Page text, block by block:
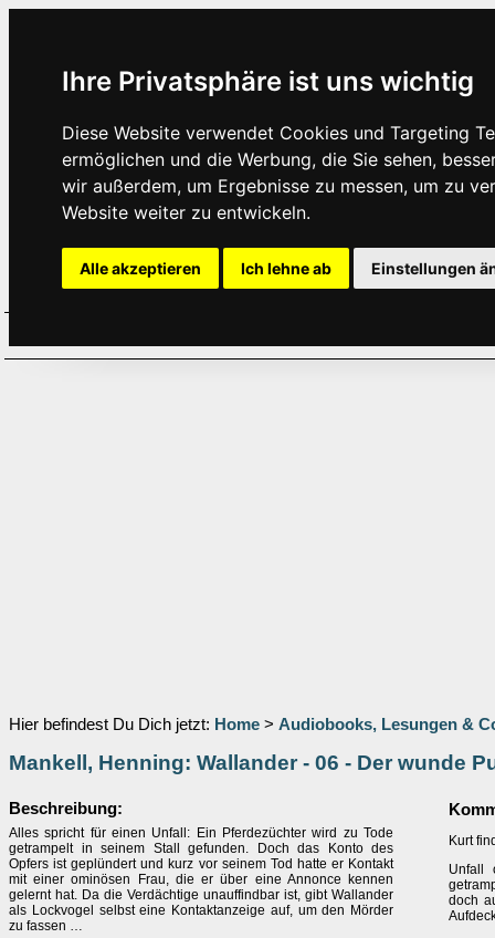
Ihre Privatsphäre ist uns wichtig
Diese Website verwendet Cookies und Targeting
ermöglichen und die Werbung, die Sie sehen,
wir außerdem, um Ergebnisse zu messen, um zu
Website weiter zu entwickeln.
Alle akzeptieren Ich lehne ab Einstellungen
Hier befindest Du Dich jetzt: Home > Audiobooks, Lesungen &
Mankell, Henning: Wallander - 06 - Der wunde
Beschreibung:
Alles spricht für einen Unfall: Ein Pferdezüchter wird zu Tode
getrampelt in seinem Stall gefunden. Doch das Konto des
Opfers ist geplündert und kurz vor seinem Tod hatte er Kontakt
mit einer ominösen Frau, die er über eine Annonce kennen
gelernt hat. Da die Verdächtige unauffindbar ist, gibt Wallander
als Lockvogel selbst eine Kontaktanzeige auf, um den Mörder
zu fassen …
Kurt
Unfall
doch